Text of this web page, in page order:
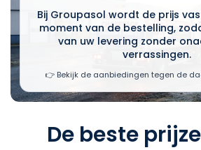
Bij Groupasol wordt de prijs
moment van de bestelling,
van uw levering zonder
verrassingen.
👉 Bekijk de aanbiedingen tegen de
De beste